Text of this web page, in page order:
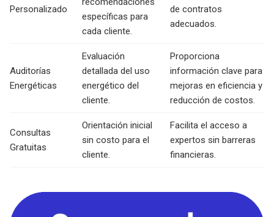
Personalizado
específicas para
cada cliente.
de contratos
adecuados.
Auditorías
Energéticas
Evaluación
detallada del uso
energético del
cliente.
Proporciona
información clave para
mejoras en eficiencia y
reducción de costos.
Consultas
Gratuitas
Orientación inicial
sin costo para el
cliente.
Facilita el acceso a
expertos sin barreras
financieras.